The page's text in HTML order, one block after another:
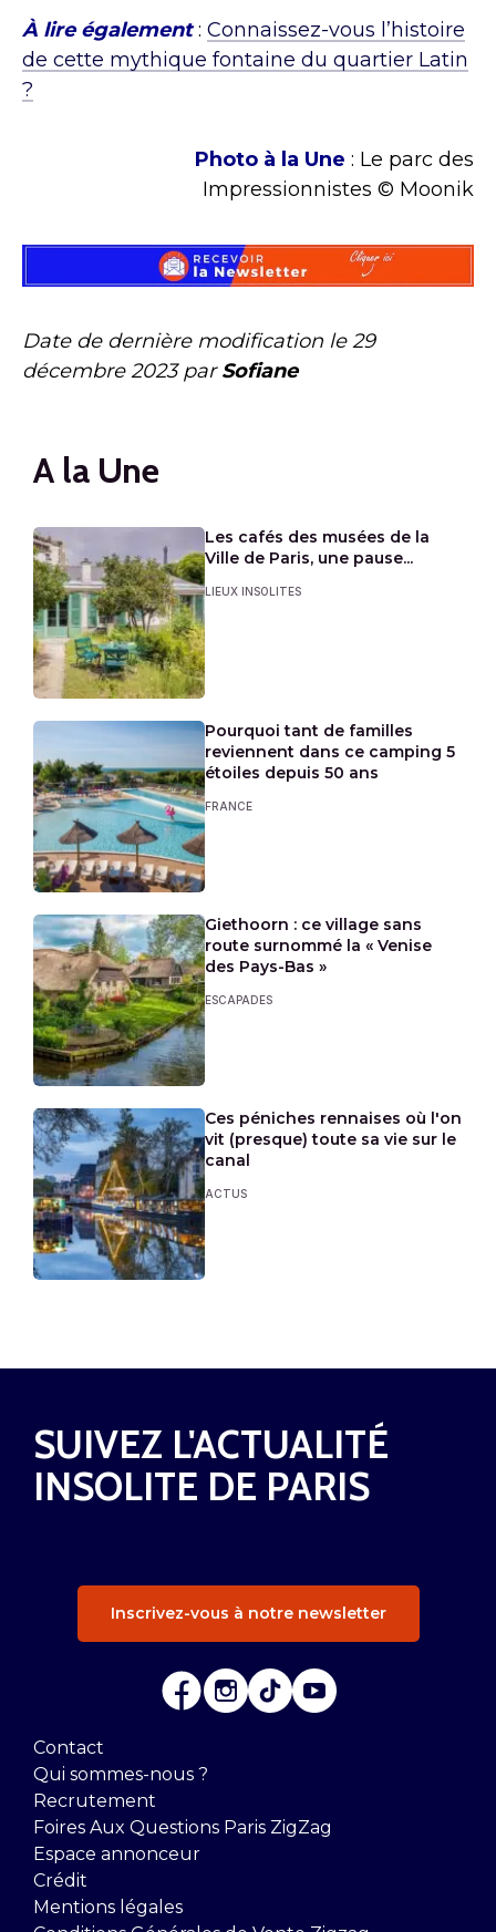
À lire également: Connaissez-vous l’histoire
de cette mythique fontaine du quartier Latin
?
Photo à la Une : Le parc des
Impressionnistes © Moonik
Date de dernière modification le29
décembre 2023parSofiane
A la Une
Les cafés des musées de la
Ville de Paris, une pause...
LIEUX INSOLITES
Pourquoi tant de familles
reviennent dans ce camping 5
étoiles depuis 50 ans
FRANCE
Giethoorn : ce village sans
route surnommé la « Venise
des Pays-Bas »
ESCAPADES
Ces péniches rennaises où l'on
vit (presque) toute sa vie sur le
canal
ACTUS
SUIVEZ L'ACTUALITÉ
INSOLITE DE PARIS
Inscrivez-vous à notre newsletter
Contact
Qui sommes-nous ?
Recrutement
Foires Aux Questions Paris ZigZag
Espace annonceur
Crédit
Mentions légales